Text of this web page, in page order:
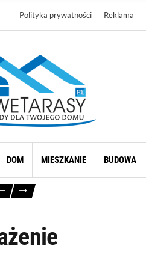
Polityka prywatności Reklama
DOM MIESZKANIE BUDOWA